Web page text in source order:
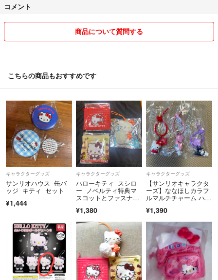
コメント
商品について質問する
こちらの商品もおすすめです
キャラクターグッズ
サンリオハウス 缶バ
ッジ キティ セット
¥1,444
キャラクターグッズ
ハローキティ スシロ
ー ノベルティ特典マ
スコットとファスナー
¥1,380
キャラクターグッズ
【サンリオキャラクタ
ーズ】ななほしカラフ
ルマルチチャーム ハロ
ィ クロミ
¥1,390